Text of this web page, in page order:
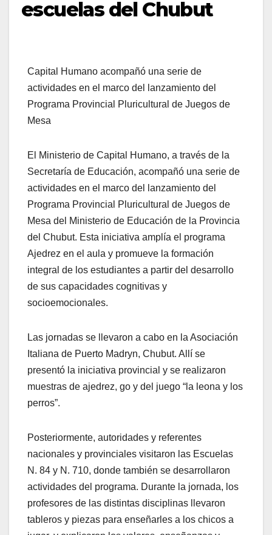
escuelas del Chubut
Capital Humano acompañó una serie de
actividades en el marco del lanzamiento del
Programa Provincial Pluricultural de Juegos de
Mesa
El Ministerio de Capital Humano, a través de la
Secretaría de Educación, acompañó una serie de
actividades en el marco del lanzamiento del
Programa Provincial Pluricultural de Juegos de
Mesa del Ministerio de Educación de la Provincia
del Chubut. Esta iniciativa amplía el programa
Ajedrez en el aula y promueve la formación
integral de los estudiantes a partir del desarrollo
de sus capacidades cognitivas y
socioemocionales.
Las jornadas se llevaron a cabo en la Asociación
Italiana de Puerto Madryn, Chubut. Allí se
presentó la iniciativa provincial y se realizaron
muestras de ajedrez, go y del juego “la leona y los
perros”.
Posteriormente, autoridades y referentes
nacionales y provinciales visitaron las Escuelas
N. 84 y N. 710, donde también se desarrollaron
actividades del programa. Durante la jornada, los
profesores de las distintas disciplinas llevaron
tableros y piezas para enseñarles a los chicos a